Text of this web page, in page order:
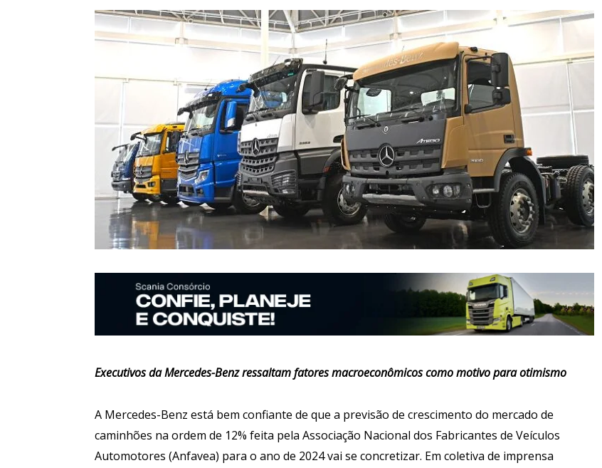
Executivos da Mercedes-Benz ressaltam fatores macroeconômicos como motivo para otimismo
A Mercedes-Benz está bem confiante de que a previsão de crescimento do mercado de
caminhões na ordem de 12% feita pela Associação Nacional dos Fabricantes de Veículos
Automotores (Anfavea) para o ano de 2024 vai se concretizar. Em coletiva de imprensa